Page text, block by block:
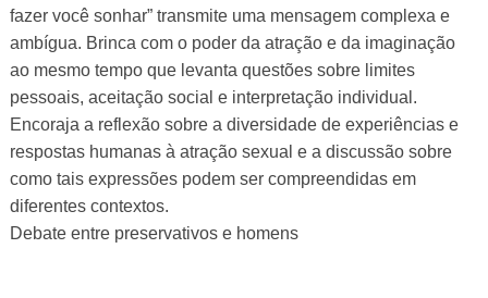
fazer você sonhar” transmite uma mensagem complexa e
ambígua. Brinca com o poder da atração e da imaginação
ao mesmo tempo que levanta questões sobre limites
pessoais, aceitação social e interpretação individual.
Encoraja a reflexão sobre a diversidade de experiências e
respostas humanas à atração sexual e a discussão sobre
como tais expressões podem ser compreendidas em
diferentes contextos.
Debate entre preservativos e homens